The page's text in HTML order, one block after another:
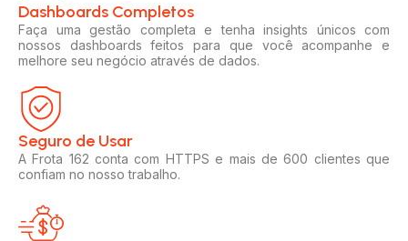
Dashboards Completos​​
Faça uma gestão completa e tenha insights únicos com
nossos dashboards feitos para que você acompanhe e
melhore seu negócio através de dados.
Seguro de Usar​
A Frota 162 conta com HTTPS e mais de 600 clientes que
confiam no nosso trabalho.